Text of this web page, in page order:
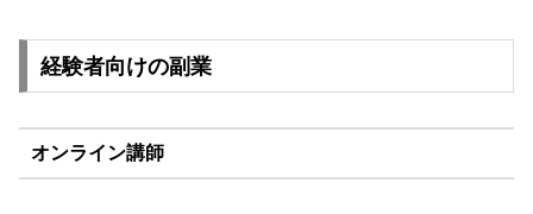
経験者向けの副業
オンライン講師